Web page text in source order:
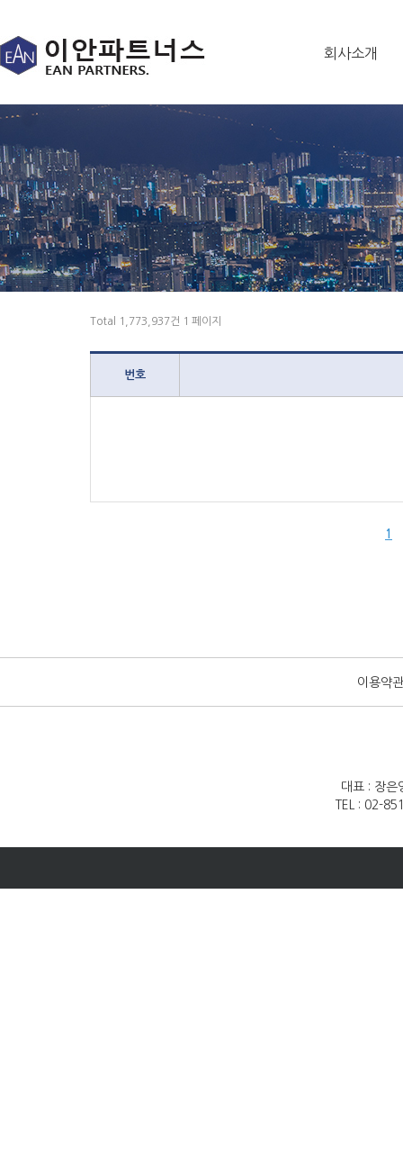
회사소개
Total 1,773,937건 1 페이지
번호
1
이용약관
대표 : 장은
TEL : 02-